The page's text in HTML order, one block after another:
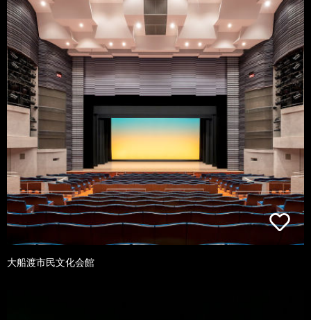
大船渡市民文化会館